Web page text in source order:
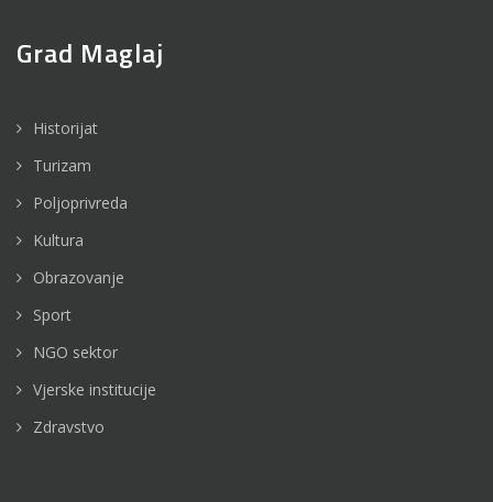
Grad Maglaj
Historijat
Turizam
Poljoprivreda
Kultura
Obrazovanje
Sport
NGO sektor
Vjerske institucije
Zdravstvo